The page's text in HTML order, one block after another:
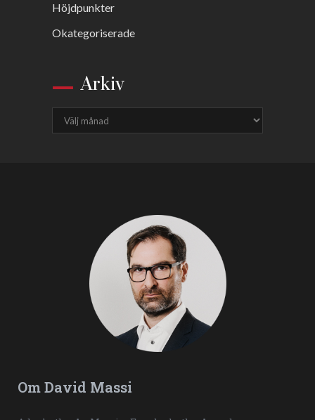
Höjdpunkter
Okategoriserade
Arkiv
Om David Massi